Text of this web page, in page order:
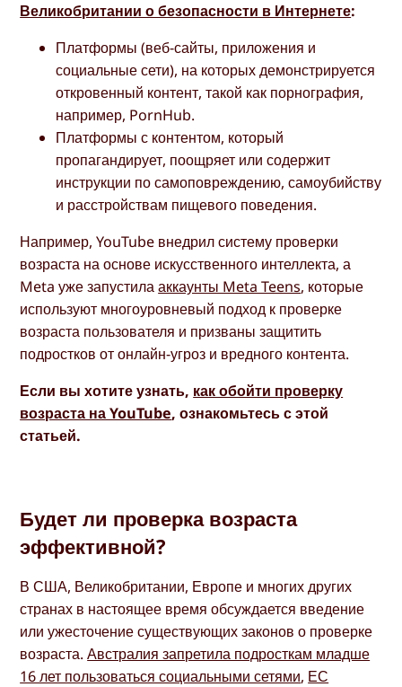
Великобритании о безопасности в Интернете:
Платформы (веб-сайты, приложения и
социальные сети), на которых демонстрируется
откровенный контент, такой как порнография,
например, PornHub.
Платформы с контентом, который
пропагандирует, поощряет или содержит
инструкции по самоповреждению, самоубийству
и расстройствам пищевого поведения.
Например, YouTube внедрил систему проверки
возраста на основе искусственного интеллекта, а
Meta уже запустилааккаунты Meta Teens, которые
используют многоуровневый подход к проверке
возраста пользователя и призваны защитить
подростков от онлайн-угроз и вредного контента.
Если вы хотите узнать, как обойти проверку
возраста на YouTube, ознакомьтесь с этой
статьей.
Будет ли проверка возраста
эффективной?
В США, Великобритании, Европе и многих других
странах в настоящее время обсуждается введение
или ужесточение существующих законов о проверке
возраста.Австралия запретила подросткам младше
16 лет пользоваться социальными сетями, ЕС